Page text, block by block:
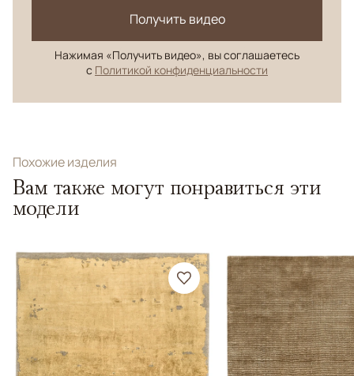
Получить видео
Нажимая «Получить видео», вы соглашаетесь
с Политикой конфиденциальности
Похожие изделия
Вам также могут понравиться эти
модели